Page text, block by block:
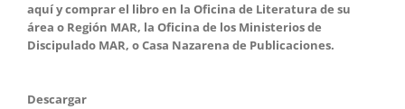
aquí y comprar el libro en la Oficina de Literatura de su
área o Región MAR, la Oficina de los Ministerios de
Discipulado MAR, o Casa Nazarena de Publicaciones.
Descargar